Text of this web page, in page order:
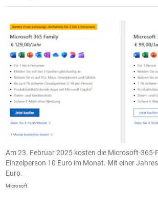
Am 23. Februar 2025 kosten die Microsoft-365-
Einzelperson 10 Euro im Monat. Mit einer
Euro.
Microsoft